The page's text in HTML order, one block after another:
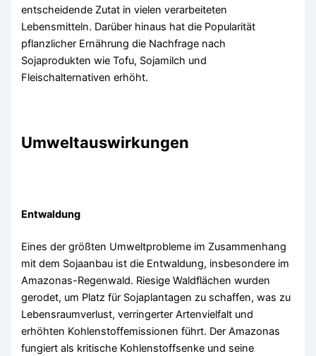
entscheidende Zutat in vielen verarbeiteten
Lebensmitteln. Darüber hinaus hat die Popularität
pflanzlicher Ernährung die Nachfrage nach
Sojaprodukten wie Tofu, Sojamilch und
Fleischalternativen erhöht.
Umweltauswirkungen
Entwaldung
Eines der größten Umweltprobleme im Zusammenhang
mit dem Sojaanbau ist die Entwaldung, insbesondere im
Amazonas-Regenwald. Riesige Waldflächen wurden
gerodet, um Platz für Sojaplantagen zu schaffen, was zu
Lebensraumverlust, verringerter Artenvielfalt und
erhöhten Kohlenstoffemissionen führt. Der Amazonas
fungiert als kritische Kohlenstoffsenke und seine